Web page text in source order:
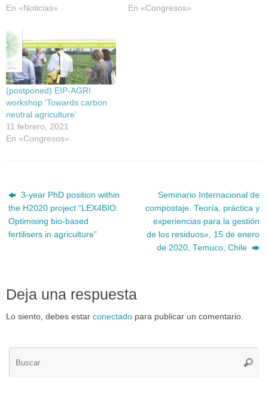
En «Noticias»
En «Congresos»
(postponed) EIP-AGRI
workshop ‘Towards carbon
neutral agriculture’
11 febrero, 2021
En «Congresos»
3-year PhD position within
the H2020 project “LEX4BIO:
Optimising bio-based
fertilisers in agriculture”
Seminario Internacional de
compostaje. Teoría, práctica y
experiencias para la gestión
de los residuos», 15 de enero
de 2020, Temuco, Chile
Deja una respuesta
Lo siento, debes estar conectado para publicar un comentario.